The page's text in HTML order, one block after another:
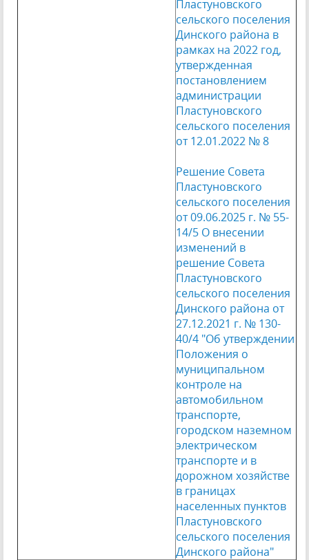
Пластуновского
сельского поселения
Динского района в
рамках на 2022 год,
утвержденная
постановлением
администрации
Пластуновского
сельского поселения
от 12.01.2022 № 8
Решение Совета
Пластуновского
сельского поселения
от 09.06.2025 г. № 55-
14/5 О внесении
изменений в
решение Совета
Пластуновского
сельского поселения
Динского района от
27.12.2021 г. № 130-
40/4 "Об утверждении
Положения о
муниципальном
контроле на
автомобильном
транспорте,
городском наземном
электрическом
транспорте и в
дорожном хозяйстве
в границах
населенных пунктов
Пластуновского
сельского поселения
Динского района"